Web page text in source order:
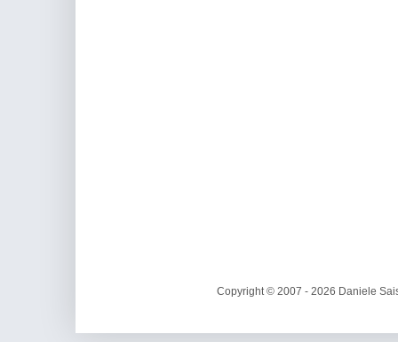
Copyright © 2007 - 2026 Daniele